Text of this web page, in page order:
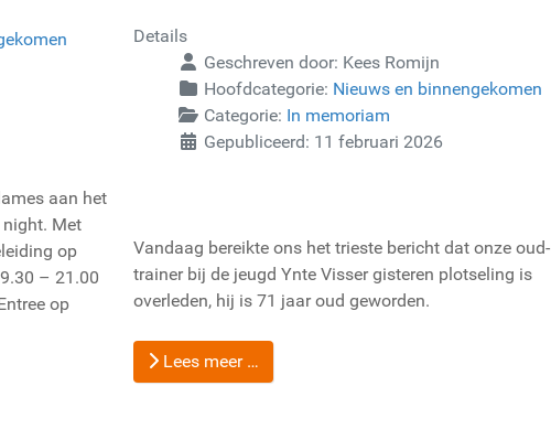
aan het
night. Met
op
– 21.00
op
Details
Geschreven door: Kees Romijn
Hoofdcategorie: Nieuws en binnengekomen
Categorie: In memoriam
Gepubliceerd: 11 februari 2026
Vandaag bereikte ons het trieste bericht dat onze oud-
trainer bij de jeugd Ynte Visser gisteren plotseling is
overleden, hij is 71 jaar oud geworden.
Lees meer …